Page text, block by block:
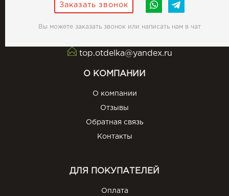
Заказать звонок
Вы можете заказать звонок или написать нам в чат
top.otdelka@yandex.ru
О КОМПАНИИ
О компании
Отзывы
Обратная связь
Контакты
ДЛЯ ПОКУПАТЕЛЕЙ
Оплата